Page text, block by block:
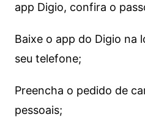
app Digio, confira o
Baixe o app do Digio na
seu telefone;
Preencha o pedido de
pessoais;